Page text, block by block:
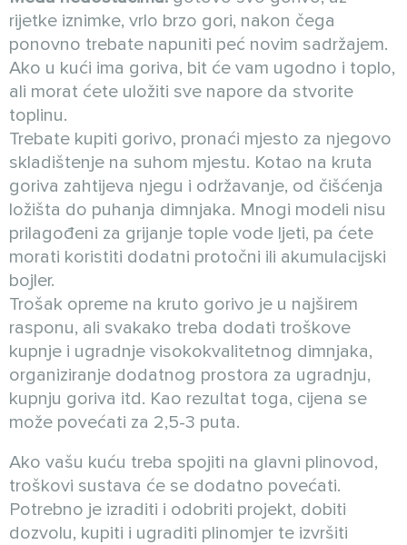
rijetke iznimke, vrlo brzo gori, nakon čega
ponovno trebate napuniti peć novim sadržajem.
Ako u kući ima goriva, bit će vam ugodno i toplo,
ali morat ćete uložiti sve napore da stvorite
toplinu.
Trebate kupiti gorivo, pronaći mjesto za njegovo
skladištenje na suhom mjestu. Kotao na kruta
goriva zahtijeva njegu i održavanje, od čišćenja
ložišta do puhanja dimnjaka. Mnogi modeli nisu
prilagođeni za grijanje tople vode ljeti, pa ćete
morati koristiti dodatni protočni ili akumulacijski
bojler.
Trošak opreme na kruto gorivo je u najširem
rasponu, ali svakako treba dodati troškove
kupnje i ugradnje visokokvalitetnog dimnjaka,
organiziranje dodatnog prostora za ugradnju,
kupnju goriva itd. Kao rezultat toga, cijena se
može povećati za 2,5-3 puta.
Ako vašu kuću treba spojiti na glavni plinovod,
troškovi sustava će se dodatno povećati.
Potrebno je izraditi i odobriti projekt, dobiti
dozvolu, kupiti i ugraditi plinomjer te izvršiti